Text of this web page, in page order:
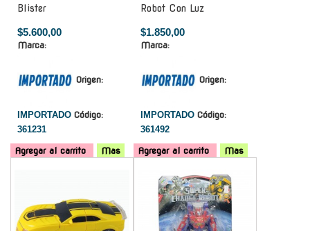
Blister
$5.600,00
Marca:
Origen:
IMPORTADO Código:
361231
Agregar al carrito Mas
Robot Con Luz
$1.850,00
Marca:
Origen:
IMPORTADO Código:
361492
Agregar al carrito
Mas